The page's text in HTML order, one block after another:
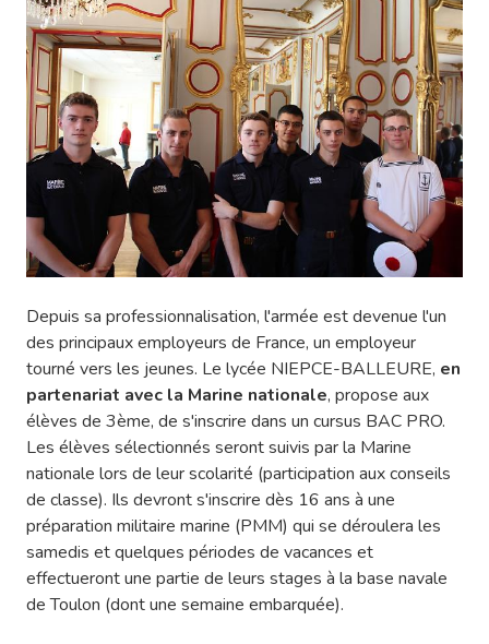
Depuis sa professionnalisation, l'armée est devenue l'un
des principaux employeurs de France, un employeur
tourné vers les jeunes. Le lycée NIEPCE-BALLEURE, en
partenariat avec la Marine nationale, propose aux
élèves de 3ème, de s'inscrire dans un cursus BAC PRO.
Les élèves sélectionnés seront suivis par la Marine
nationale lors de leur scolarité (participation aux conseils
de classe). Ils devront s'inscrire dès 16 ans à une
préparation militaire marine (PMM) qui se déroulera les
samedis et quelques périodes de vacances et
effectueront une partie de leurs stages à la base navale
de Toulon (dont une semaine embarquée).